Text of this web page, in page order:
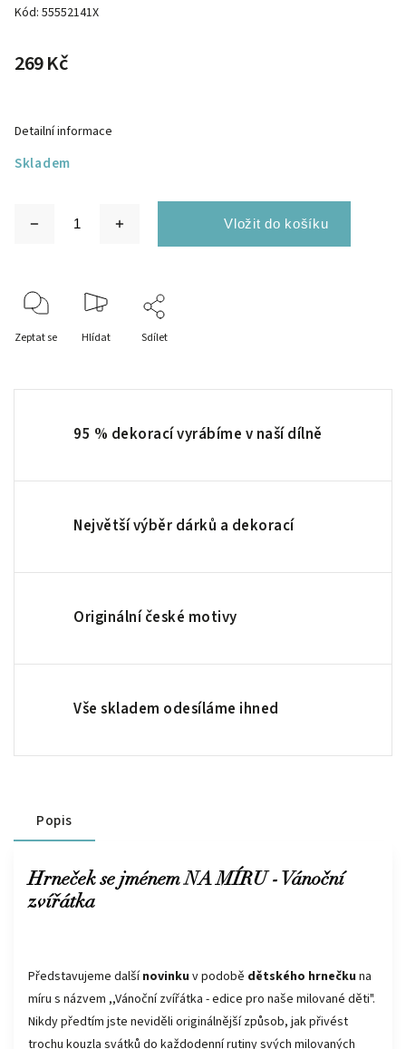
Kód: 55552141X
269 Kč
Skladem
Detailní informace
Zeptat se Hlídat Sdílet
95 % dekorací vyrábíme v naší dílně
Největší výběr dárků a dekorací
Originální české motivy
Vše skladem odesíláme ihned
Popis
Hrneček se jménem NA MÍRU - Vánoční
zvířátka
Představujeme dalšínovinku v podobě dětského hrnečku na
míru s názvem ,,Vánoční zvířátka - edice pro naše milované děti".
Nikdy předtím jste neviděli originálnější způsob, jak přivést
trochu kouzla svátků do každodenní rutiny svých milovaných